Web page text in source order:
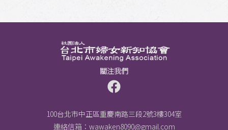
關注我們
100台北市中正區重慶南路三段2號3樓304室
連絡信箱： wawaken8090@gmail.com